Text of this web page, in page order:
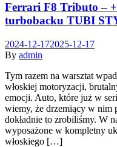
Ferrari F8 Tributo –
turbobacku TUBI
2024-12-172025-12-17
By admin
Tym razem na warsztat
włoskiej motoryzacji,
emocji. Auto, które już w
wiemy, że drzemiący w nim
dokładnie to zrobiliśmy. W
wyposażone w kompletny
włoskiego […]